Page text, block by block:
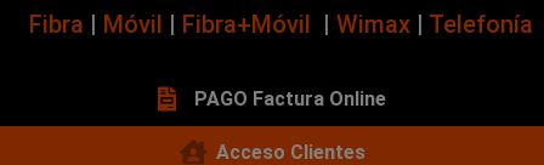
Fibra | Móvil | Fibra+Móvil | Wimax | Telefonía
PAGO Factura Online
Acceso Clientes